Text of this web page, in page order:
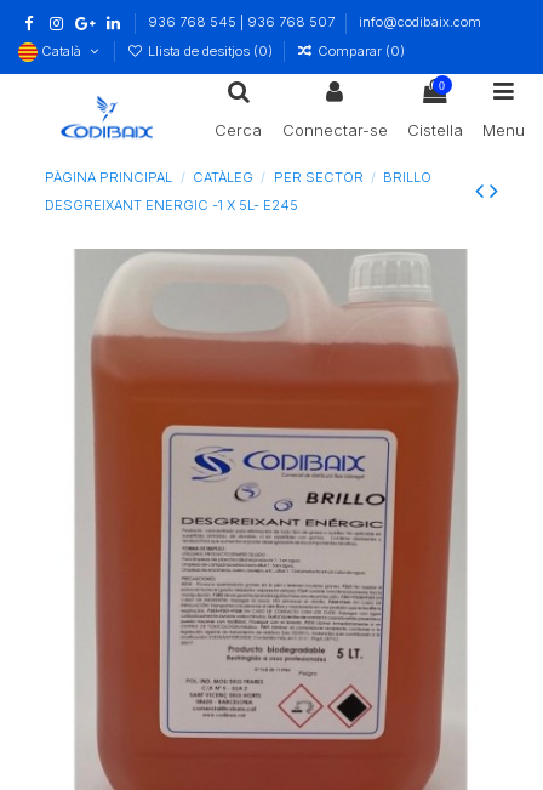
936 768 545 | 936 768 507
info@codibaix.com
Català
Llista de desitjos (0) Comparar (0)
Cerca Connectar-se
0
Cistella Menu
PÀGINA PRINCIPAL CATÀLEG PER SECTOR
BRILLO
DESGREIXANT ENERGIC -1 X 5L- E245